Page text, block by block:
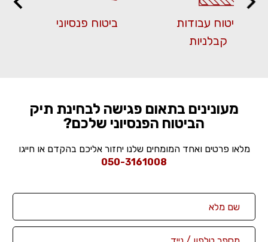
ביטוח פנסיוני
ביטוח עבודות
קבלניות
מעונינים בתאום פגישה לבחינת תיק
הביטוח הפנסיוני שלכם?
מלאו פרטים ואחד המומחים שלנו יחזור אליכם בהקדם או חייגו
050-3161008